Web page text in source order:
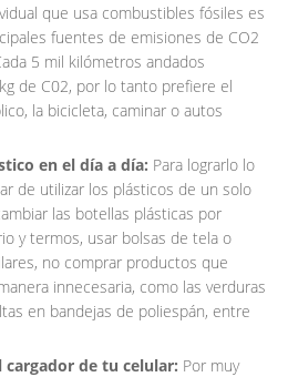
que usa combustibles fósiles es
fuentes de emisiones de CO2
5 mil kilómetros andados
de C02, por lo tanto prefiere el
la bicicleta, caminar o autos
en el día a día: Para lograrlo lo
de utilizar los plásticos de un solo
las botellas plásticas por
y termos, usar bolsas de tela o
no comprar productos que
innecesaria, como las verduras
en bandejas de poliespán, entre
cargador de tu celular: Por muy